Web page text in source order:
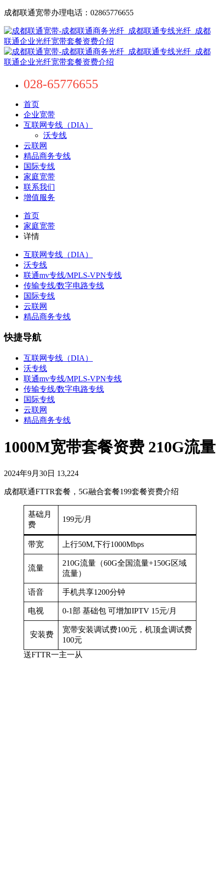
成都联通宽带办理电话：02865776655
028-65776655
首页
企业宽带
互联网专线（DIA）
沃专线
云联网
精品商务专线
国际专线
家庭宽带
联系我们
增值服务
首页
家庭宽带
详情
互联网专线（DIA）
沃专线
联通mv专线/MPLS-VPN专线
传输专线/数字电路专线
国际专线
云联网
精品商务专线
快捷导航
互联网专线（DIA）
沃专线
联通mv专线/MPLS-VPN专线
传输专线/数字电路专线
国际专线
云联网
精品商务专线
1000M宽带套餐资费 210G流量
2024年9月30日 13,224
成都联通FTTR套餐，5G融合套餐199套餐资费介绍
基础月
费
199元/月
带宽 上行50M,下行1000Mbps
流量
210G流量（60G全国流量+150G区域
流量）
语音 手机共享1200分钟
电视 0-1部 基础包 可增加IPTV 15元/月
安装费
宽带安装调试费100元，机顶盒调试费
100元
送FTTR一主一从